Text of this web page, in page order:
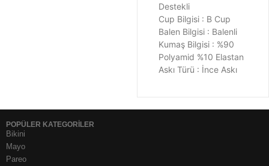
Destekli
Cup Bilgisi : B Cup
Balen Bilgisi : Balenli
Kumaş Bilgisi : %90
Polyamid %10 Elastan
Askı Türü : İnce Askı
POPÜLER KATEGORİLER
Bikini
Mayo
Pareo